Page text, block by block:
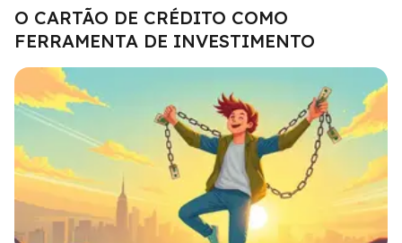
O CARTÃO DE CRÉDITO COMO
FERRAMENTA DE INVESTIMENTO